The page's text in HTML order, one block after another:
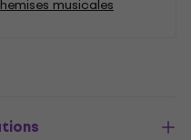
musicales